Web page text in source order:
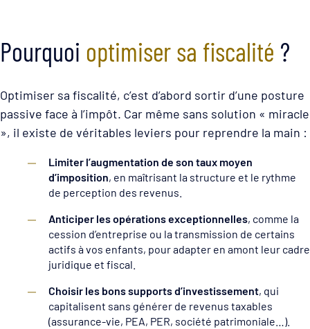
Pourquoi optimiser sa fiscalité ?
Optimiser sa fiscalité, c’est d’abord sortir d’une posture
passive face à l’impôt. Car même sans solution « miracle
», il existe de véritables leviers pour reprendre la main :
Limiter l’augmentation de son taux moyen
d’imposition, en maîtrisant la structure et le rythme
de perception des revenus.
Anticiper les opérations exceptionnelles, comme la
cession d’entreprise ou la transmission de certains
actifs à vos enfants, pour adapter en amont leur cadre
juridique et fiscal.
Choisir les bons supports d’investissement, qui
capitalisent sans générer de revenus taxables
(assurance-vie, PEA, PER, société patrimoniale…).